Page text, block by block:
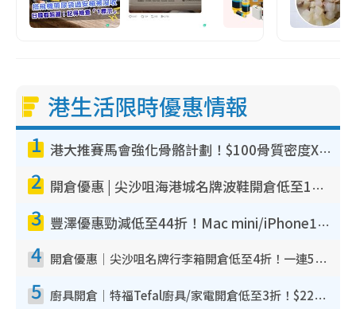
港生活限時優惠情報
1 港大推賽馬會強化骨骼計劃！$100骨質密度X光檢查 完成免費運動訓練送超市禮券！附參加資格
2 開倉優惠 | 尖沙咀海港城名牌波鞋開倉低至1折！On鞋$899起／Joy&Peace鞋履$98起
3 豐澤優惠勁減低至44折！Mac mini/iPhone17Pro大減價！廚房家電$220起
4 開倉優惠｜尖沙咀名牌行李箱開倉低至4折！一連5日 American Tourister/ace./Hallmark $200起！
5 廚具開倉｜特福Tefal廚具/家電開倉低至3折！$220起買平底鍋/炒鑊/湯煲！電飯煲/吸塵機/燙斗$418起